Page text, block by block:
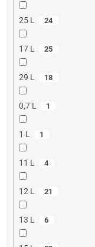
25 L 24
17 L 25
29 L 18
0,7 L 1
1 L 1
11 L 4
12 L 21
13 L 6